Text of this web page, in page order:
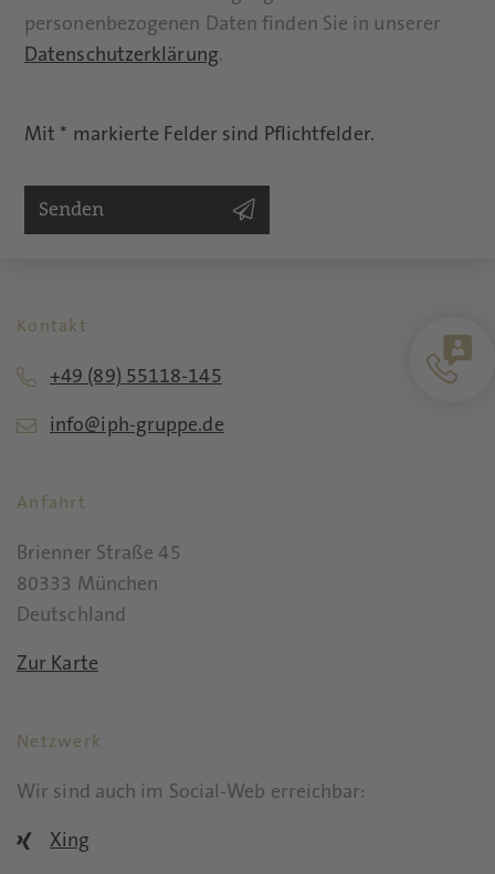
personenbezogenen Daten finden Sie in unserer
Datenschutzerklärung.
Mit * markierte Felder sind Pflichtfelder.
Senden
Kontakt
+49 (89) 55118-145
info@iph-gruppe.de
Anfahrt
Brienner Straße 45
80333 München
Deutschland
Zur Karte
Netzwerk
Wir sind auch im Social-Web erreichbar:
Xing